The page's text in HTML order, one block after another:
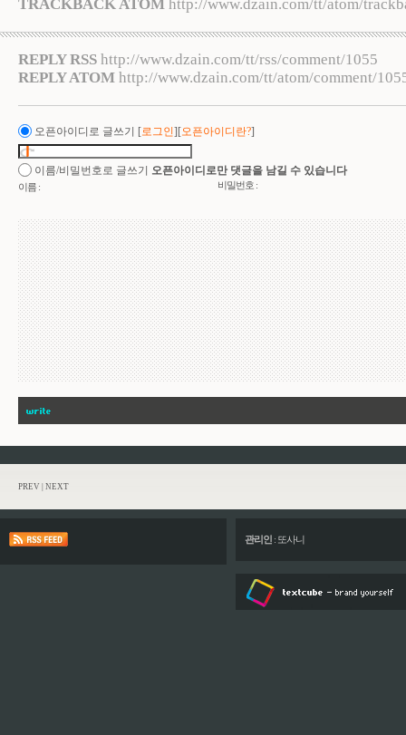
TRACKBACK ATOM http://www.dzain.com/tt/atom/
REPLY RSS http://www.dzain.com/tt/rss/comment/1055
REPLY ATOM http://www.dzain.com/tt/atom/comment/
오픈아이디로 글쓰기 [로그인][오픈아이디란?]
이름/비밀번호로 글쓰기 오픈아이디로만 댓글을 남길 수 있습니다
이름 : 비밀번호 :
PREV NEXT
관리인 : 또사니